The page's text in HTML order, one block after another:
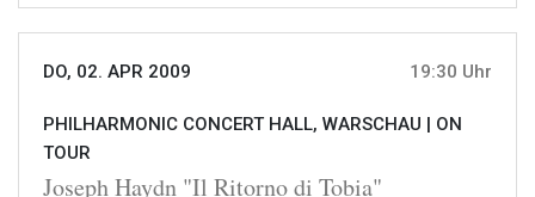
DO, 02. APR 2009 19:30 Uhr
PHILHARMONIC CONCERT HALL, WARSCHAU | ON
TOUR
Joseph Haydn "Il Ritorno di Tobia"